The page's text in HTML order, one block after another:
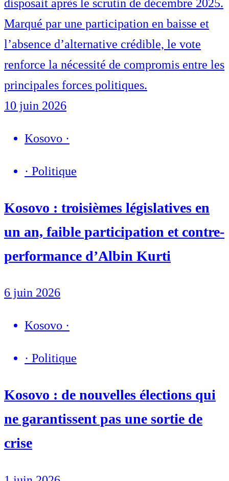
disposait après le scrutin de décembre 2025.
Marqué par une participation en baisse et
l’absence d’alternative crédible, le vote
renforce la nécessité de compromis entre les
principales forces politiques.
10 juin 2026
Kosovo ·
· Politique
Kosovo : troisièmes législatives en
un an, faible participation et contre-
performance d’Albin Kurti
6 juin 2026
Kosovo ·
· Politique
Kosovo : de nouvelles élections qui
ne garantissent pas une sortie de
crise